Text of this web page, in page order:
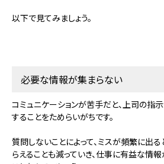
以下で見てみましょう。
必要な情報が集まらない
コミュニケーションが苦手だと、上司の指
することをためらいがちです。
質問しないことによって、ミスが頻繁に出
らえることも減っていき、仕事に有益な情